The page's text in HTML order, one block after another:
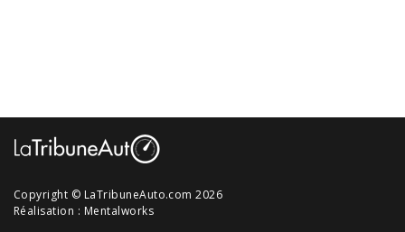
Copyright © LaTribuneAuto.com 2026
Réalisation : Mentalworks